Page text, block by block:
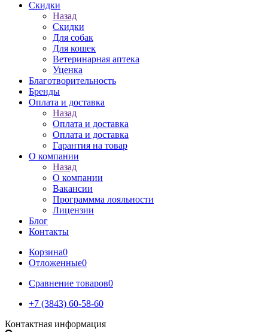
Скидки
Назад
Скидки
Для собак
Для кошек
Ветеринарная аптека
Уценка
Благотворительность
Бренды
Оплата и доставка
Назад
Оплата и доставка
Оплата и доставка
Гарантия на товар
О компании
Назад
О компании
Вакансии
Программма лояльности
Лицензии
Блог
Контакты
Корзина0
Отложенные0
Сравнение товаров0
+7 (3843) 60-58-60
Контактная информация